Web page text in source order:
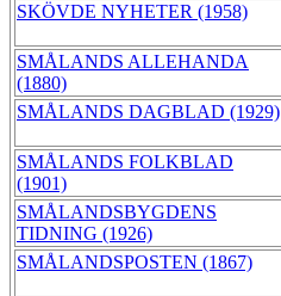
SKÖVDE NYHETER (1958)
SMÅLANDS ALLEHANDA
(1880)
SMÅLANDS DAGBLAD (1929)
SMÅLANDS FOLKBLAD
(1901)
SMÅLANDSBYGDENS
TIDNING (1926)
SMÅLANDSPOSTEN (1867)